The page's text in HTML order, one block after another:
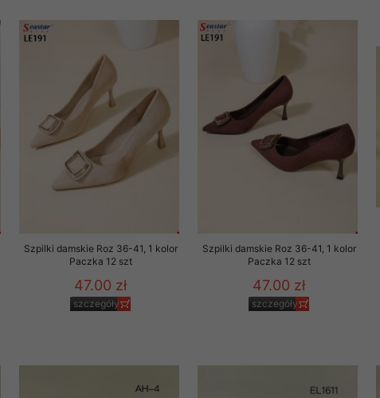
Szpilki damskie Roz 36-41, 1 kolor
Paczka 12 szt
47.00 zł
szczegóły
Szpilki damskie Roz 36-41, 1 kolor
Paczka 12 szt
47.00 zł
szczegóły